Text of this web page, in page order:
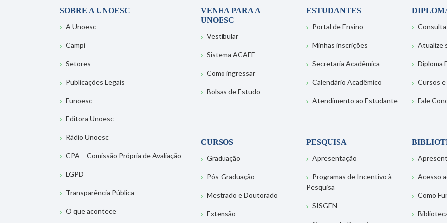
SOBRE A UNOESC
A Unoesc
Campi
Setores
Publicações Legais
Funoesc
Editora Unoesc
Rádio Unoesc
CPA – Comissão Própria de Avaliação
LGPD
Transparência Pública
O que acontece
VENHA PARA A
UNOESC
Vestibular
Sistema ACAFE
Como ingressar
Bolsas de Estudo
ESTUDANTES
Portal de Ensino
Minhas inscrições
Secretaria Acadêmica
Calendário Acadêmico
Atendimento ao Estudante
Consulta
Atualize
Diploma
Cursos
Fale
CURSOS
Graduação
Pós-Graduação
Mestrado e Doutorado
Extensão
PESQUISA
Apresentação
Programas de Incentivo à
Pesquisa
SISGEN
Acesso
Como